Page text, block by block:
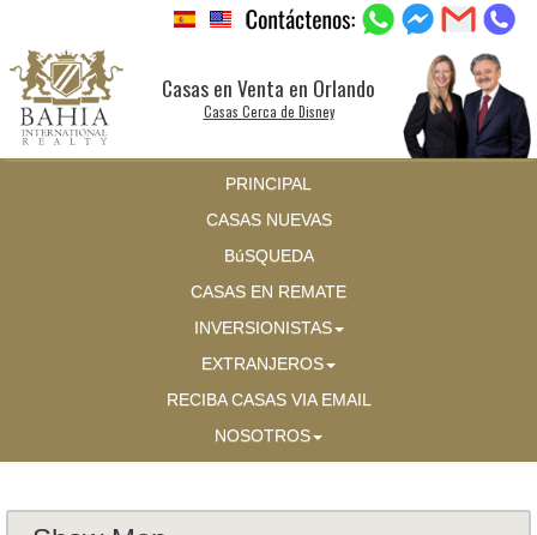
Casas en Venta en Orlando
Casas Cerca de Disney
PRINCIPAL
CASAS NUEVAS
BúSQUEDA
CASAS EN REMATE
INVERSIONISTAS
EXTRANJEROS
RECIBA CASAS VIA EMAIL
NOSOTROS